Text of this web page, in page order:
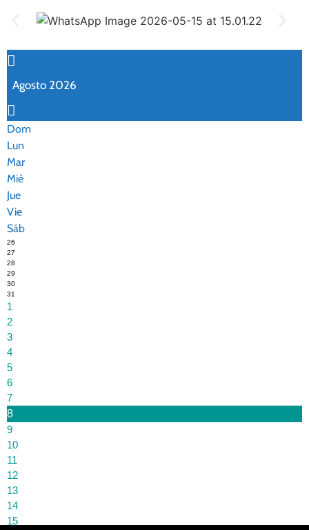
Agosto 2026
Dom
Lun
Mar
Mié
Jue
Vie
Sáb
26
27
28
29
30
31
1
2
3
4
5
6
7
8
9
10
11
12
13
14
15